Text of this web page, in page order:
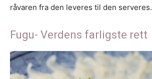
råvaren fra den leveres til den serveres.
Fugu- Verdens farligste rett